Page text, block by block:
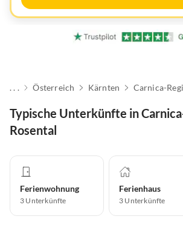
. . . Österreich Kärnten Carnica-
Typische Unterkünfte in
Rosental
Ferienwohnung
3 Unterkünfte
Ferienhaus
3 Unterkünfte